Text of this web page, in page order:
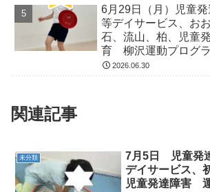
6月29日（月）児童
等デイサービス、お
石、流山、柏、児童
育 柳沢運動プログ
気になる 発達障害
2026.06.30
関連記事
未分類
7月5日 児童発
デイサービス、
児童発達障害